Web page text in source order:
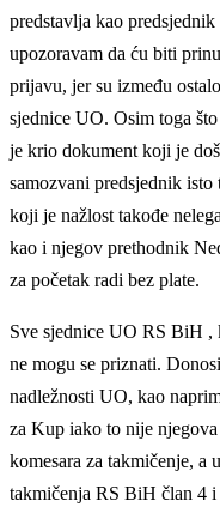
predstavlja kao
upozoravam da ću biti
prijavu, jer su između
sjednice UO. Osim toga
je krio dokument koji je
samozvani predsjednik
koji je nažlost takođe
kao i njegov prethodnik
za početak radi bez plate.
Sve sjednice UO RS BiH ,
ne mogu se priznati.
nadležnosti UO, kao
za Kup iako to nije
komesara za takmičenje, a
takmičenja RS BiH član 4